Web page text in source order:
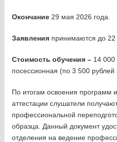
Окончание29 мая 2026 года.
Заявленияпринимаются до 22
Стоимость обучения – 14 000
посессионная (по 3 500 рублей
По итогам освоения программ
аттестации слушатели
профессиональной
образца. Данный документ
отделения на ведение